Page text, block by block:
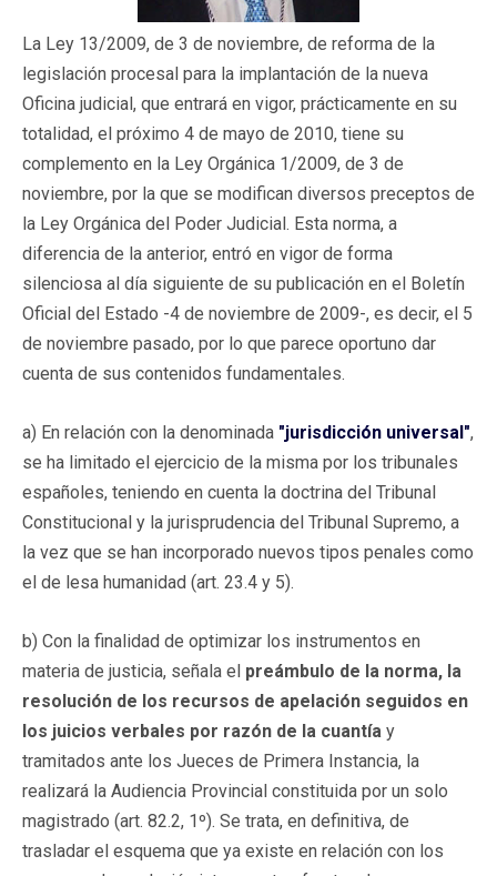
La Ley 13/2009, de 3 de noviembre, de reforma de la
legislación procesal para la implantación de la nueva
Oficina judicial, que entrará en vigor, prácticamente en su
totalidad, el próximo 4 de mayo de 2010, tiene su
complemento en la Ley Orgánica 1/2009, de 3 de
noviembre, por la que se modifican diversos preceptos de
la Ley Orgánica del Poder Judicial. Esta norma, a
diferencia de la anterior, entró en vigor de forma
silenciosa al día siguiente de su publicación en el Boletín
Oficial del Estado -4 de noviembre de 2009-, es decir, el 5
de noviembre pasado, por lo que parece oportuno dar
cuenta de sus contenidos fundamentales.
a) En relación con la denominada "jurisdicción universal",
se ha limitado el ejercicio de la misma por los tribunales
españoles, teniendo en cuenta la doctrina del Tribunal
Constitucional y la jurisprudencia del Tribunal Supremo, a
la vez que se han incorporado nuevos tipos penales como
el de lesa humanidad (art. 23.4 y 5).
b) Con la finalidad de optimizar los instrumentos en
materia de justicia, señala el preámbulo de la norma, la
resolución de los recursos de apelación seguidos en
los juicios verbales por razón de la cuantía y
tramitados ante los Jueces de Primera Instancia, la
realizará la Audiencia Provincial constituida por un solo
magistrado (art. 82.2, 1º). Se trata, en definitiva, de
trasladar el esquema que ya existe en relación con los